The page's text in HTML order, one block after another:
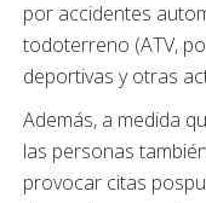
por accidentes
todoterreno (ATV,
deportivas y otras
Además, a medida
las personas
provocar citas